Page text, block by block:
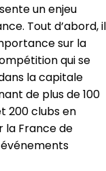
un enjeu
Tout d’abord, il
sur la
qui se
la capitale
de plus de 100
200 clubs en
la France de